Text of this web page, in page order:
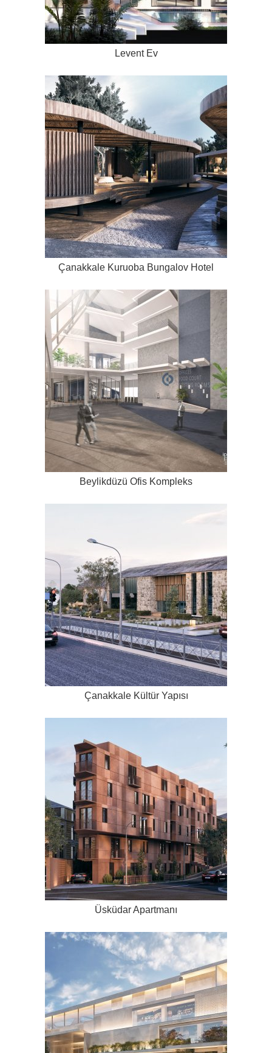
Levent Ev
Çanakkale Kuruoba Bungalov Hotel
Beylikdüzü Ofis Kompleks
Çanakkale Kültür Yapısı
Üsküdar Apartmanı